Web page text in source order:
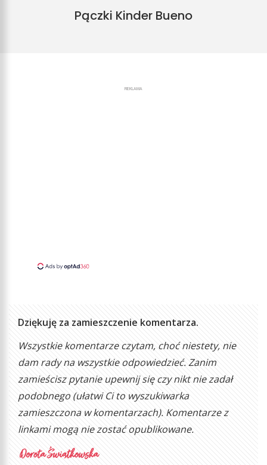
Pączki Kinder Bueno
REKLAMA
Dziękuję za zamieszczenie komentarza.
Wszystkie komentarze czytam, choć niestety, nie
dam rady na wszystkie odpowiedzieć. Zanim
zamieścisz pytanie upewnij się czy nikt nie zadał
podobnego (ułatwi Ci to wyszukiwarka
zamieszczona w komentarzach). Komentarze z
linkami mogą nie zostać opublikowane.